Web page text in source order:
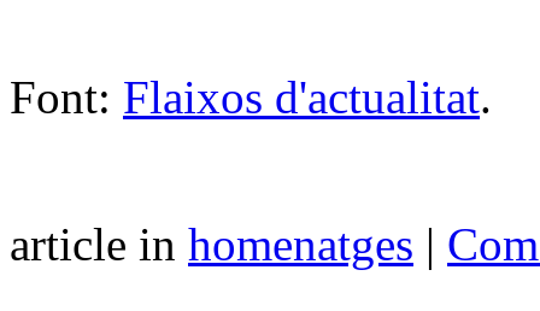
Font: Flaixos d'actualitat.
article in homenatges |